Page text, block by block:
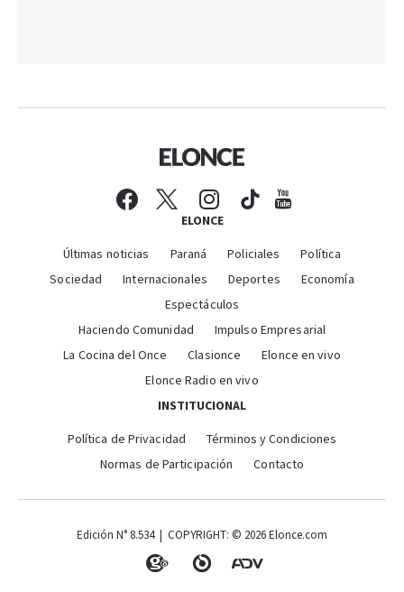
ELONCE
Últimas noticias Paraná Policiales
Política
Sociedad
Internacionales Deportes
Economía
Espectáculos
Haciendo Comunidad
Impulso Empresarial
La Cocina del Once
Clasionce
Elonce en vivo
Elonce Radio en vivo
INSTITUCIONAL
Política de Privacidad
Términos y Condiciones
Normas de Participación
Contacto
Edición N° 8.534 | COPYRIGHT: © 2026 Elonce.com